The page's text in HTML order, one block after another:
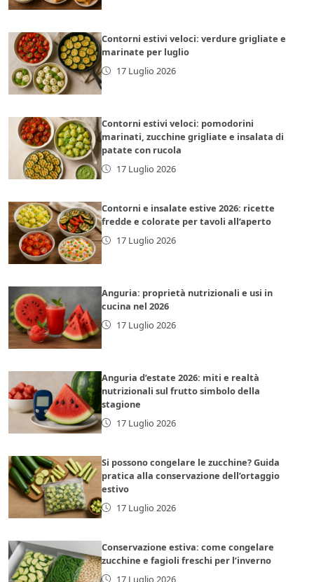
Contorni estivi veloci: verdure grigliate e
marinate per luglio
17 Luglio 2026
Contorni estivi veloci: pomodorini
marinati, zucchine grigliate e insalata di
patate con rucola
17 Luglio 2026
Contorni e insalate estive 2026: ricette
fredde e colorate per tavoli all’aperto
17 Luglio 2026
Anguria: proprietà nutrizionali e usi in
cucina nel 2026
17 Luglio 2026
Anguria d’estate 2026: miti e realtà
nutrizionali sul frutto simbolo della
stagione
17 Luglio 2026
Si possono congelare le zucchine? Guida
pratica alla conservazione dell’ortaggio
estivo
17 Luglio 2026
Conservazione estiva: come congelare
zucchine e fagioli freschi per l’inverno
17 Luglio 2026